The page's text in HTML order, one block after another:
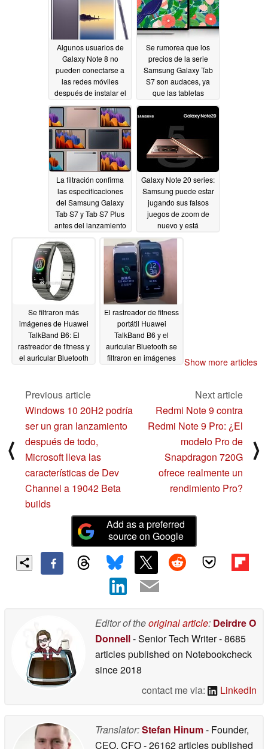
Algunos usuarios de
Galaxy Note 8 no
pueden conectarse a
las redes móviles
después de instalar el
parche de seguridad
para Android de julio
de 202007/29/2020
Se rumorea que los
precios de la serie
Samsung Galaxy Tab
S7 son audaces, ya
que las tabletas
premium llegan a la
consola de Google
Play07/29/2020
La filtración confirma
las especificaciones
del Samsung Galaxy
Tab S7 y Tab S7 Plus
antes del lanzamiento
del 5 de agosto.
07/27/2020
Galaxy Note 20 series:
Samsung puede estar
jugando sus falsos
juegos de zoom de
nuevo y está
reutilizando múltiples
cámaras de la serie
Galaxy S20.
Se filtraron más
imágenes de Huawei
TalkBand B6: El
rastreador de fitness y
el auricular Bluetooth
07/26/2020
El rastreador de fitness
portátil Huawei
TalkBand B6 y el
auricular Bluetooth se
filtraron en imágenes
Show more articles
⟨
Previous article
Windows 10 20H2 podría
ser un gran lanzamiento
después de todo,
Microsoft lleva las
características de Dev
Channel a 19042 Beta
builds
Next article
Redmi Note 9 contra
Redmi Note 9 Pro: ¿El
modelo Pro de
Snapdragon 720G
ofrece realmente un
rendimiento Pro?
⟩
Add as a preferred
source on Google
Editor of theoriginal article: Deirdre O
Donnell- Senior Tech Writer- 8685
articles published on Notebookcheck
since 2018
contact me via:
LinkedIn
Translator:Stefan Hinum- Founder,
CEO, CFO- 26162 articles published